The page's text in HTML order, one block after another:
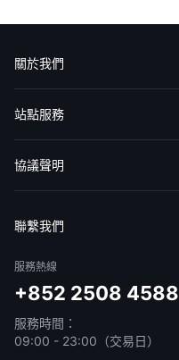
關於我們
認識華盛
媒體報導
意見反饋
站點服務
收費標準
交易工具
幫助中心
協議聲明
聯繫我們
服務熱線
+852 2508 4588
服務時間：
09:00 - 23:00（交易日）